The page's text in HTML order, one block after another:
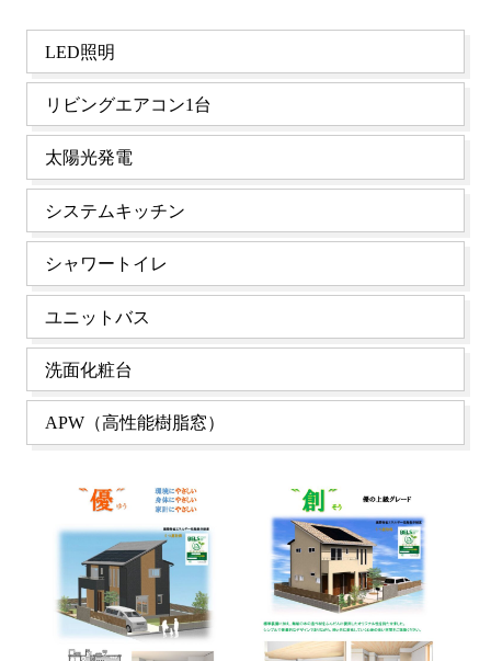
LED照明
リビングエアコン1台
太陽光発電
システムキッチン
シャワートイレ
ユニットバス
洗面化粧台
APW（高性能樹脂窓）